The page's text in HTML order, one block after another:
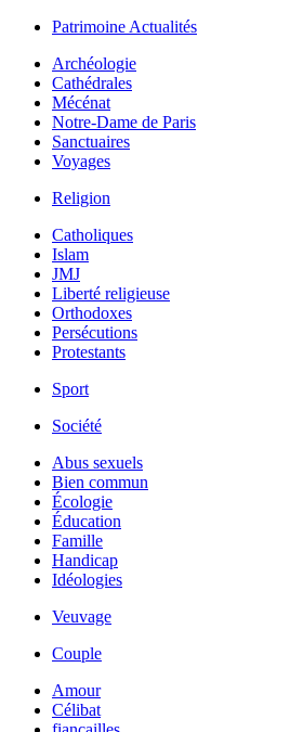
Patrimoine Actualités
Archéologie
Cathédrales
Mécénat
Notre-Dame de Paris
Sanctuaires
Voyages
Religion
Catholiques
Islam
JMJ
Liberté religieuse
Orthodoxes
Persécutions
Protestants
Sport
Société
Abus sexuels
Bien commun
Écologie
Éducation
Famille
Handicap
Idéologies
Veuvage
Couple
Amour
Célibat